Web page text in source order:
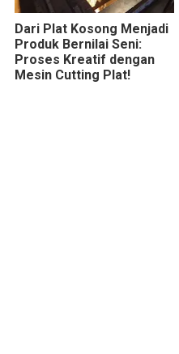
Dari Plat Kosong Menjadi
Produk Bernilai Seni:
Proses Kreatif dengan
Mesin Cutting Plat!